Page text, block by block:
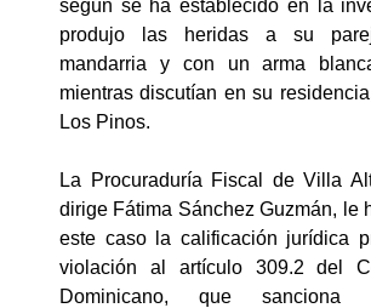
según se ha establecido en la
produjo las heridas a su
mandarria y con un arma
mientras discutían en su
Los Pinos.
La Procuraduría Fiscal de Villa
dirige Fátima Sánchez Guzmán, le
este caso la calificación jurídica
violación al artículo 309.2 del
Dominicano, que sanciona